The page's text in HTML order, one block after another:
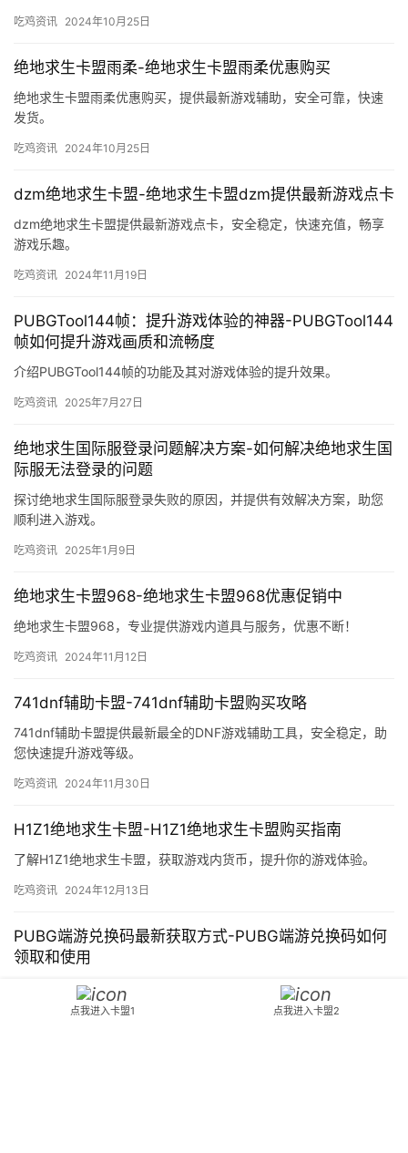
吃鸡资讯 2024年10月25日
绝地求生卡盟雨柔-绝地求生卡盟雨柔优惠购买
绝地求生卡盟雨柔优惠购买，提供最新游戏辅助，安全可靠，快速
发货。
吃鸡资讯 2024年10月25日
dzm绝地求生卡盟-绝地求生卡盟dzm提供最新游戏点卡
dzm绝地求生卡盟提供最新游戏点卡，安全稳定，快速充值，畅享
游戏乐趣。
吃鸡资讯 2024年11月19日
PUBGTool144帧：提升游戏体验的神器-PUBGTool144
帧如何提升游戏画质和流畅度
介绍PUBGTool144帧的功能及其对游戏体验的提升效果。
吃鸡资讯 2025年7月27日
绝地求生国际服登录问题解决方案-如何解决绝地求生国
际服无法登录的问题
探讨绝地求生国际服登录失败的原因，并提供有效解决方案，助您
顺利进入游戏。
吃鸡资讯 2025年1月9日
绝地求生卡盟968-绝地求生卡盟968优惠促销中
绝地求生卡盟968，专业提供游戏内道具与服务，优惠不断！
吃鸡资讯 2024年11月12日
741dnf辅助卡盟-741dnf辅助卡盟购买攻略
741dnf辅助卡盟提供最新最全的DNF游戏辅助工具，安全稳定，助
您快速提升游戏等级。
吃鸡资讯 2024年11月30日
H1Z1绝地求生卡盟-H1Z1绝地求生卡盟购买指南
了解H1Z1绝地求生卡盟，获取游戏内货币，提升你的游戏体验。
吃鸡资讯 2024年12月13日
PUBG端游兑换码最新获取方式-PUBG端游兑换码如何
领取和使用
分享PUBG端游最新兑换码获取方法及使用教程，助你轻松获得游戏
点我进入卡盟1 点我进入卡盟2